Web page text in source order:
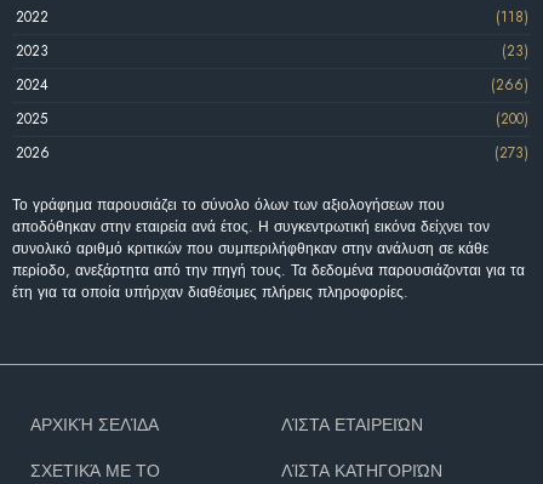
2022
(118)
2023
(23)
2024
(266)
2025
(200)
2026
(273)
Το γράφημα παρουσιάζει το σύνολο όλων των αξιολογήσεων που
αποδόθηκαν στην εταιρεία ανά έτος. Η συγκεντρωτική εικόνα δείχνει τον
συνολικό αριθμό κριτικών που συμπεριλήφθηκαν στην ανάλυση σε κάθε
περίοδο, ανεξάρτητα από την πηγή τους. Τα δεδομένα παρουσιάζονται για τα
έτη για τα οποία υπήρχαν διαθέσιμες πλήρεις πληροφορίες.
ΑΡΧΙΚΉ ΣΕΛΊΔΑ
ΣΧΕΤΙΚΆ ΜΕ ΤΟ
ΛΊΣΤΑ ΕΤΑΙΡΕΙΏΝ
ΛΊΣΤΑ ΚΑΤΗΓΟΡΙΏΝ